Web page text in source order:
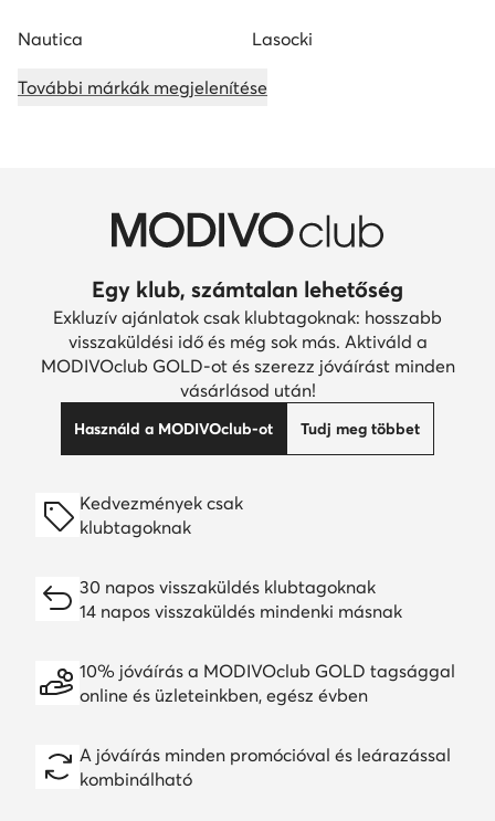
Nautica Lasocki
További márkák megjelenítése
Egy klub, számtalan lehetőség
Exkluzív ajánlatok csak klubtagoknak: hosszabb
visszaküldési idő és még sok más. Aktiváld a
MODIVOclub GOLD-ot és szerezz jóváírást minden
vásárlásod után!
Használd a MODIVOclub-ot Tudj meg többet
Kedvezmények csak
klubtagoknak
30 napos visszaküldés klubtagoknak
14 napos visszaküldés mindenki másnak
10% jóváírás a MODIVOclub GOLD tagsággal
online és üzleteinkben, egész évben
A jóváírás minden promócióval és leárazással
kombinálható